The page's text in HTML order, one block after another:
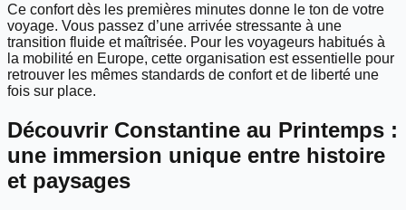
Ce confort dès les premières minutes donne le ton de votre
voyage. Vous passez d’une arrivée stressante à une
transition fluide et maîtrisée. Pour les voyageurs habitués à
la mobilité en Europe, cette organisation est essentielle pour
retrouver les mêmes standards de confort et de liberté une
fois sur place.
Découvrir Constantine au Printemps :
une immersion unique entre histoire
et paysages